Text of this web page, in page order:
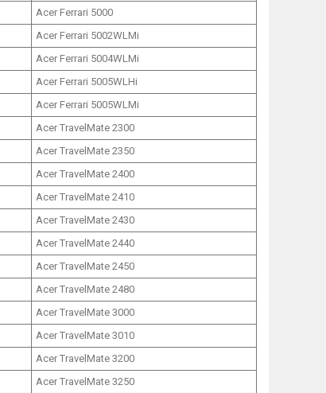
Acer Ferrari 5000
Acer Ferrari 5002WLMi
Acer Ferrari 5004WLMi
Acer Ferrari 5005WLHi
Acer Ferrari 5005WLMi
Acer TravelMate 2300
Acer TravelMate 2350
Acer TravelMate 2400
Acer TravelMate 2410
Acer TravelMate 2430
Acer TravelMate 2440
Acer TravelMate 2450
Acer TravelMate 2480
Acer TravelMate 3000
Acer TravelMate 3010
Acer TravelMate 3200
Acer TravelMate 3250